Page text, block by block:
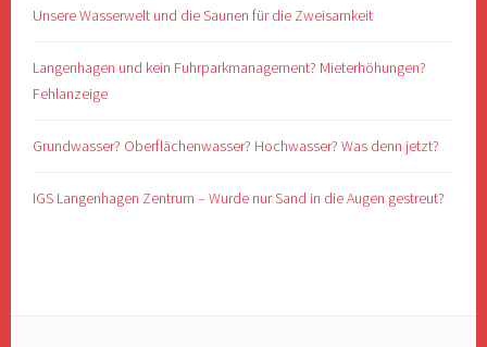
Unsere Wasserwelt und die Saunen für die Zweisamkeit
Langenhagen und kein Fuhrparkmanagement? Mieterhöhungen?
Fehlanzeige
Grundwasser? Oberflächenwasser? Hochwasser? Was denn jetzt?
IGS Langenhagen Zentrum – Wurde nur Sand in die Augen gestreut?